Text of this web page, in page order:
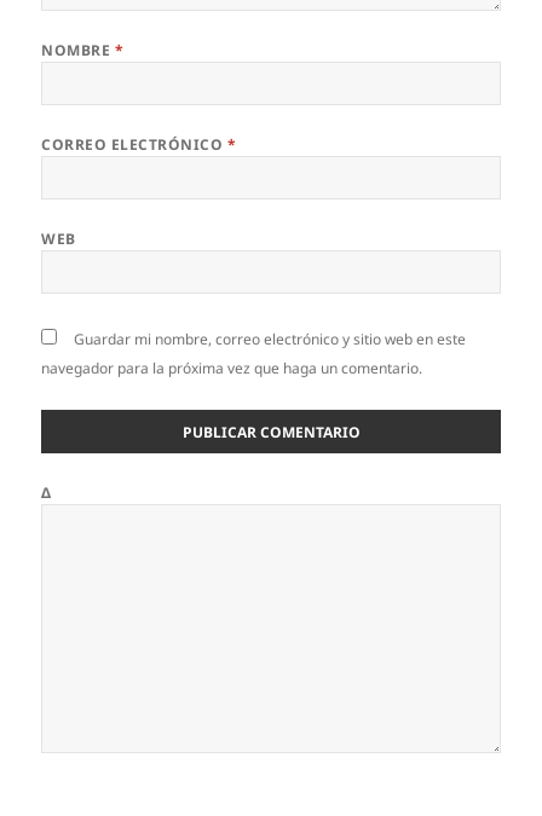
NOMBRE *
CORREO ELECTRÓNICO *
WEB
Guardar mi nombre, correo electrónico y sitio web en este
navegador para la próxima vez que haga un comentario.
Δ